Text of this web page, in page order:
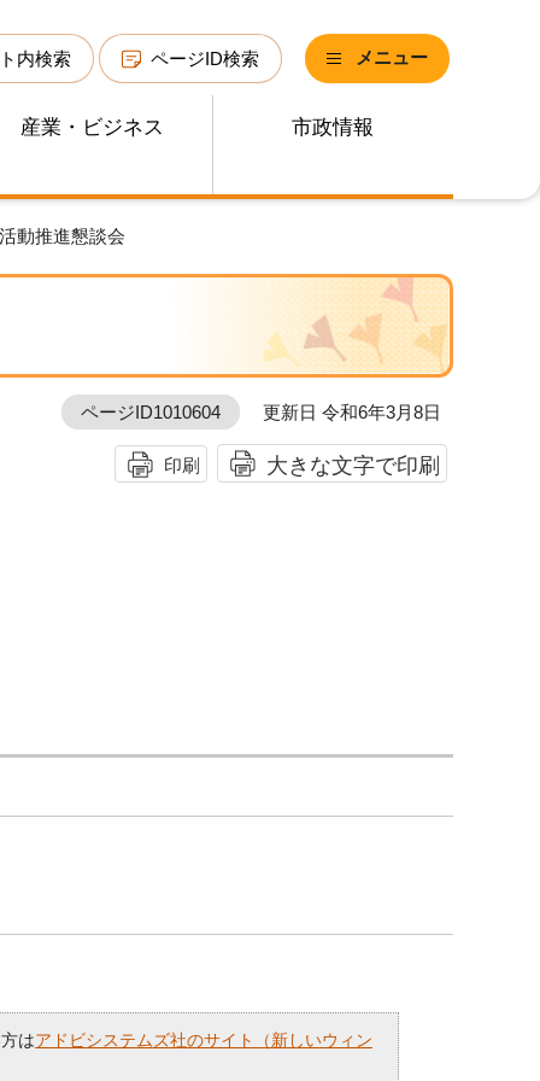
内検索 ページID検索 メニュー
産業・ビジネス 市政情報
動推進懇談会
ページID1010604 更新日 令和6年3月8日
印刷 大きな文字で印刷
はアドビシステムズ社のサイト（新しいウィン